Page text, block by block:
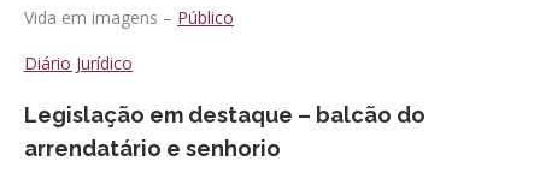
Vida em imagens – Público
Diário Jurídico
Legislação em destaque – balcão do
arrendatário e senhorio